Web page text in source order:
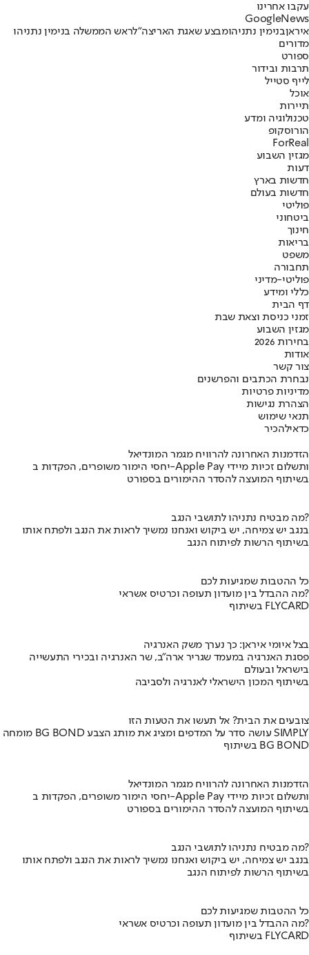
עקבו אחרינו
Googl eNews
איראןבנימין נתניהומבצע שאגת האריצה"לראש הממשלה בנימין נתניהו
מדורים
ספורט
תרבות ובידור
לייף סטייל
אוכל
תיירות
טכנולוגיה ומדע
הורוסקופ
ForReal
מגזין השבוע
דעות
חדשות בארץ
חדשות בעולם
פוליטי
ביטחוני
חינוך
בריאות
משפט
תחבורה
פוליטי-מדיני
כללי ומידע
דף הבית
זמני כניסת וצאת שבת
מגזין השבוע
בחירות 2026
אודות
צור קשר
נבחרת הכתבים והפרשנים
מדיניות פרטיות
הצהרת נגישות
תנאי שימוש
כדאילהכיר
הזדמנות האחרונה להרוויח מגמר המונדיאל
יחסי הימור משופרים, הפקדות ב-Apple Pay ותשלום זכיות מיידי
בשיתוף המועצה להסדר ההימורים בספורט
מה מבטיח נתניהו לתושבי הנגב?
בנגב יש צמיחה, יש ביקוש ואנחנו נמשיך לראות את הנגב ולפתח אותו
בשיתוף הרשות לפיתוח הנגב
כל ההטבות שמגיעות לכם
מה ההבדל בין מועדון תעופה וכרטיס אשראי?
בשיתוף FLYCARD
בצל איומי איראן: כך נערך משק האנרגיה
פסגת האנרגיה במעמד שגריר ארה"ב, שר האנרגיה ובכירי התעשייה
בישראל ובעולם
בשיתוף המכון הישראלי לאנרגיה ולסביבה
צובעים את הבית? אל תעשו את הטעות הזו
מומחה BG BOND עושה סדר על המדפים ומציג את מותג הצבע SIMPLY
בשיתוף BG BOND
הזדמנות האחרונה להרוויח מגמר המונדיאל
יחסי הימור משופרים, הפקדות ב-Apple Pay ותשלום זכיות מיידי
בשיתוף המועצה להסדר ההימורים בספורט
מה מבטיח נתניהו לתושבי הנגב?
בנגב יש צמיחה, יש ביקוש ואנחנו נמשיך לראות את הנגב ולפתח אותו
בשיתוף הרשות לפיתוח הנגב
כל ההטבות שמגיעות לכם
מה ההבדל בין מועדון תעופה וכרטיס אשראי?
בשיתוף FLYCARD